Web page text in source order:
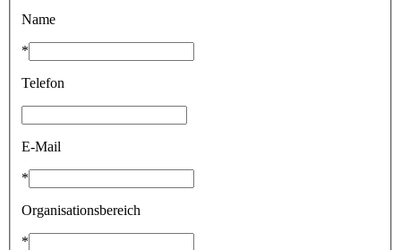
Name
*
Telefon
E-Mail
*
Organisationsbereich
*